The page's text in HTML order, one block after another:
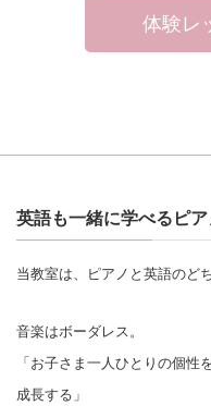
体験レ
英語も一緒に学べるピア
当教室は、ピアノと英語のど
音楽はボーダレス。
「お子さま一人ひとりの個性
成長する」